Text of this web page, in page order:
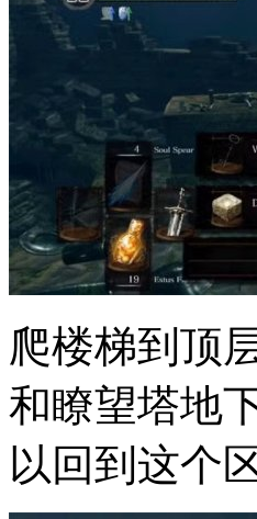
爬楼梯到顶
和瞭望塔地
以回到这个